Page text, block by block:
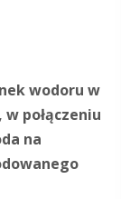
wodoru w
połączeniu
na